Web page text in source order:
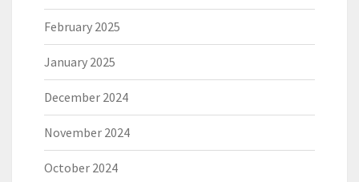
February 2025
January 2025
December 2024
November 2024
October 2024